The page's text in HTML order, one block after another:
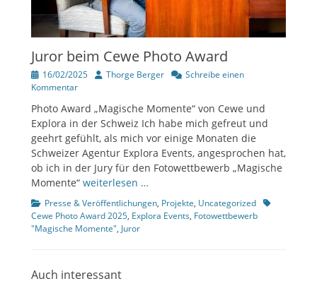
Juror beim Cewe Photo Award
Veröffentlicht
am
16/02/2025 Author
Thorge Berger
Schreibe einen
Kommentar
Photo Award „Magische Momente“ von Cewe und
Explora in der Schweiz Ich habe mich gefreut und
geehrt gefühlt, als mich vor einige Monaten die
Schweizer Agentur Explora Events, angesprochen hat,
ob ich in der Jury für den Fotowettbewerb „Magische
Momente“ weiterlesen …
Kategorien
Presse & Veröffentlichungen, Projekte, Uncategorized Tags
Cewe Photo Award 2025, Explora Events, Fotowettbewerb
"Magische Momente", Juror
Auch interessant